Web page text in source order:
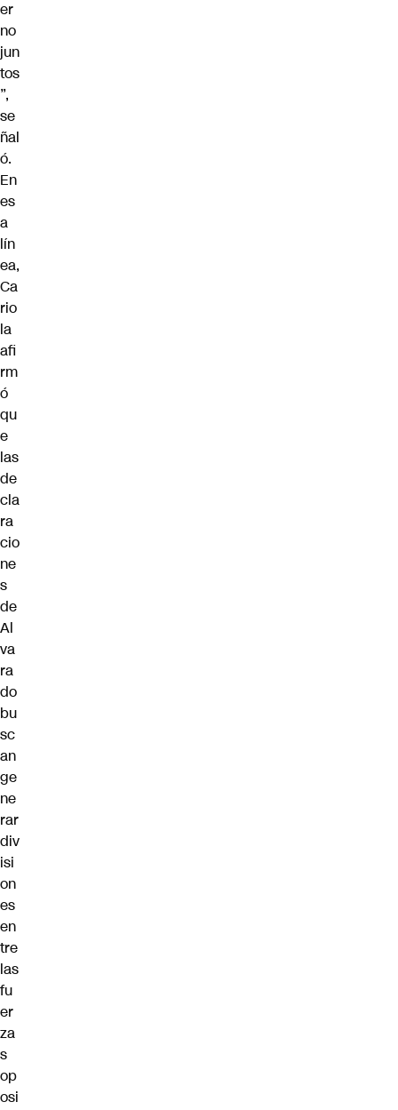
er
no
jun
tos
”,
se
ñal
ó.
En
es
a
lín
ea,
Ca
rio
la
afi
rm
ó
qu
e
las
de
cla
ra
cio
ne
s
de
Al
va
ra
do
bu
sc
an
ge
ne
rar
div
isi
on
es
en
tre
las
fu
er
za
s
op
osi